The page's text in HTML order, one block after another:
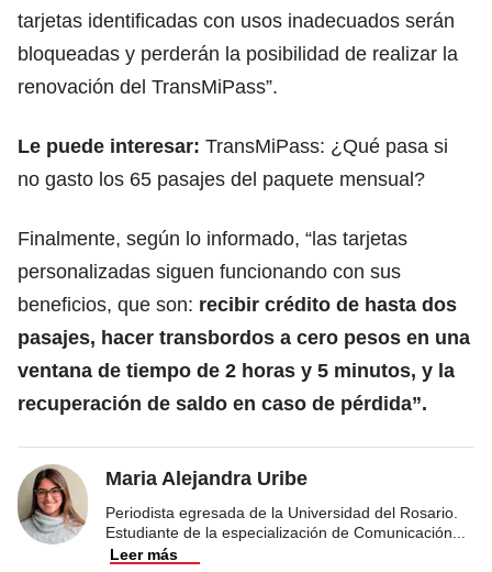
tarjetas identificadas con usos inadecuados serán
bloqueadas y perderán la posibilidad de realizar la
renovación del TransMiPass”.
Le puede interesar: TransMiPass: ¿Qué pasa si
no gasto los 65 pasajes del paquete mensual?
Finalmente, según lo informado, “las tarjetas
personalizadas siguen funcionando con sus
beneficios, que son: recibir crédito de hasta dos
pasajes, hacer transbordos a cero pesos en una
ventana de tiempo de 2 horas y 5 minutos, y la
recuperación de saldo en caso de pérdida”.
Maria Alejandra Uribe
Periodista egresada de la Universidad del Rosario.
Estudiante de la especialización de Comunicación
Leer más